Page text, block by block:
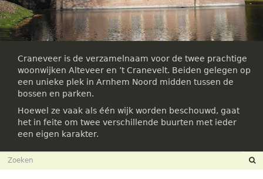
Craneveer is de verzamelnaam voor de twee prachtige
woonwijken Alteveer en ’t Cranevelt. Beiden gelegen op
een unieke plek in Arnhem Noord midden tussen de
bossen en parken.
Hoewel ze vaak als één wijk worden beschouwd, gaat
het in feite om twee verschillende buurten met ieder
een eigen karakter.
Zoekveld